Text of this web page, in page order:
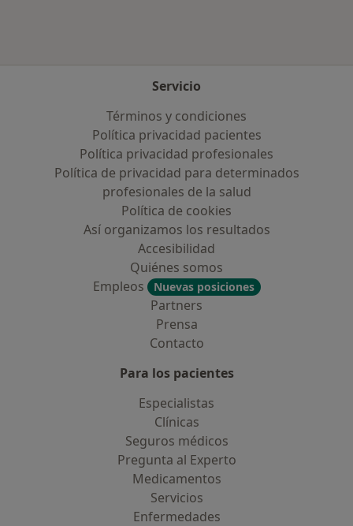
Servicio
Términos y condiciones
Política privacidad pacientes
Política privacidad profesionales
Política de privacidad para determinados
profesionales de la salud
Política de cookies
Así organizamos los resultados
Accesibilidad
Quiénes somos
Empleos
Nuevas posiciones
Partners
Prensa
Contacto
Para los pacientes
Especialistas
Clínicas
Seguros médicos
Pregunta al Experto
Medicamentos
Servicios
Enfermedades